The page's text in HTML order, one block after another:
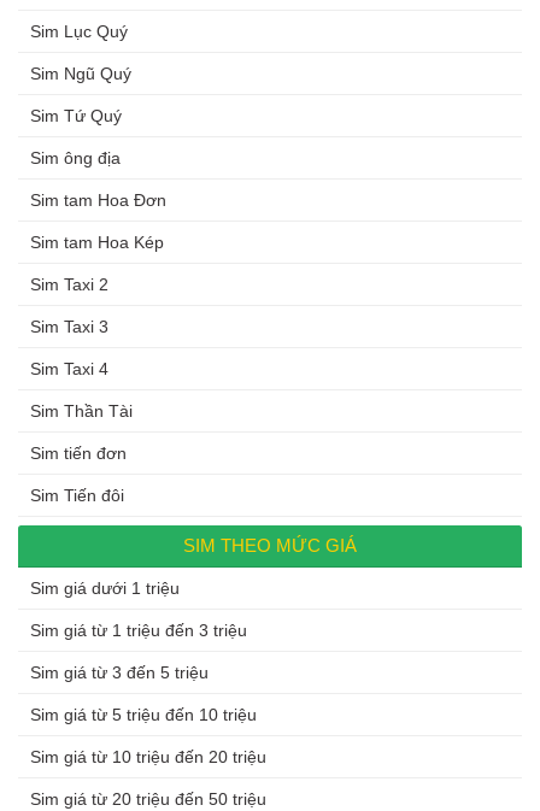
Sim Lục Quý
Sim Ngũ Quý
Sim Tứ Quý
Sim ông địa
Sim tam Hoa Đơn
Sim tam Hoa Kép
Sim Taxi 2
Sim Taxi 3
Sim Taxi 4
Sim Thần Tài
Sim tiến đơn
Sim Tiến đôi
SIM THEO MỨC GIÁ
Sim giá dưới 1 triệu
Sim giá từ 1 triệu đến 3 triệu
Sim giá từ 3 đến 5 triệu
Sim giá từ 5 triệu đến 10 triệu
Sim giá từ 10 triệu đến 20 triệu
Sim giá từ 20 triệu đến 50 triệu